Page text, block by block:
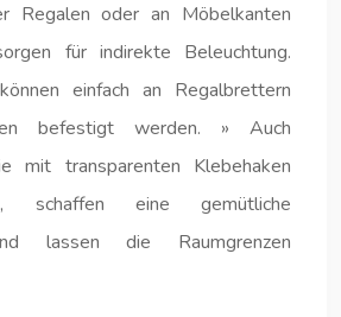
Regalen oder an Möbelkanten
für indirekte Beleuchtung.
einfach an Regalbrettern
befestigt werden. » Auch
mit transparenten Klebehaken
schaffen eine gemütliche
lassen die Raumgrenzen